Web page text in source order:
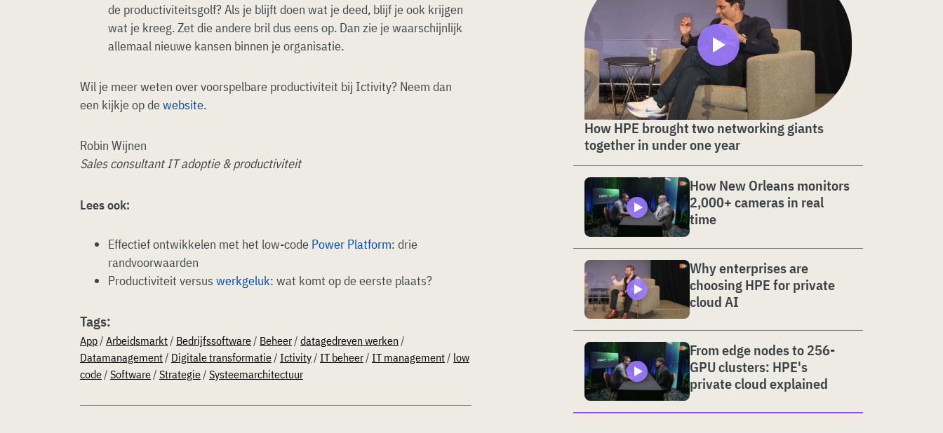
de productiviteitsgolf? Als je blijft doen wat je deed, blijf je ook krijgen
wat je kreeg. Zet die andere bril dus eens op. Dan zie je waarschijnlijk
allemaal nieuwe kansen binnen je organisatie.
Wil je meer weten over voorspelbare productiviteit bij Ictivity? Neem dan
een kijkje op dewebsite.
Robin Wijnen
Sales consultant IT adoptie & productiviteit
Lees ook:
Effectief ontwikkelen met het low-code Power Platform: drie
randvoorwaarden
Productiviteit versus werkgeluk: wat komt op de eerste plaats?
Tags:
App/ Arbeidsmarkt/ Bedrijfssoftware/ Beheer/ datagedreven werken /
Datamanagement/ Digitale transformatie/ Ictivity/ IT beheer/ IT management/ low
code/ Software/ Strategie/ Systeemarchitectuur
How HPE brought two networking giants
together in under one year
How New Orleans monitors
2,000+ cameras in real
time
Why enterprises are
choosing HPE for private
cloud AI
From edge nodes to 256-
GPU clusters: HPE's
private cloud explained